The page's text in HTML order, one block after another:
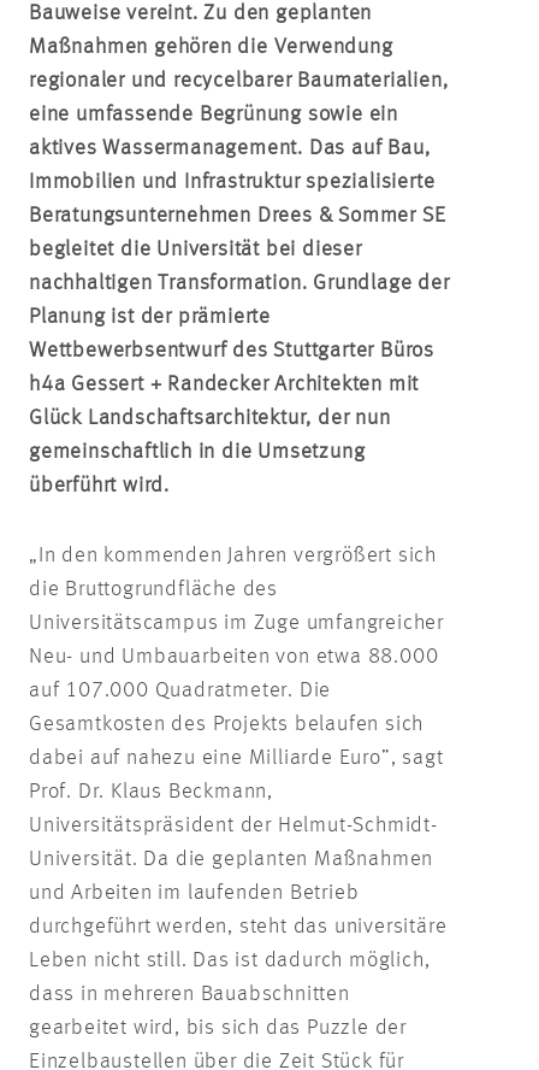
Bauweise vereint. Zu den geplanten
Maßnahmen gehören die Verwendung
regionaler und recycelbarer Baumaterialien,
eine umfassende Begrünung sowie ein
aktives Wassermanagement. Das auf Bau,
Immobilien und Infrastruktur spezialisierte
Beratungsunternehmen Drees & Sommer SE
begleitet die Universität bei dieser
nachhaltigen Transformation. Grundlage der
Planung ist der prämierte
Wettbewerbsentwurf des Stuttgarter Büros
h4a Gessert + Randecker Architekten mit
Glück Landschaftsarchitektur, der nun
gemeinschaftlich in die Umsetzung
überführt wird.
„In den kommenden Jahren vergrößert sich
die Bruttogrundfläche des
Universitätscampus im Zuge umfangreicher
Neu- und Umbauarbeiten von etwa 88.000
auf 107.000 Quadratmeter. Die
Gesamtkosten des Projekts belaufen sich
dabei auf nahezu eine Milliarde Euro”, sagt
Prof. Dr. Klaus Beckmann,
Universitätspräsident der Helmut-Schmidt-
Universität. Da die geplanten Maßnahmen
und Arbeiten im laufenden Betrieb
durchgeführt werden, steht das universitäre
Leben nicht still. Das ist dadurch möglich,
dass in mehreren Bauabschnitten
gearbeitet wird, bis sich das Puzzle der
Einzelbaustellen über die Zeit Stück für